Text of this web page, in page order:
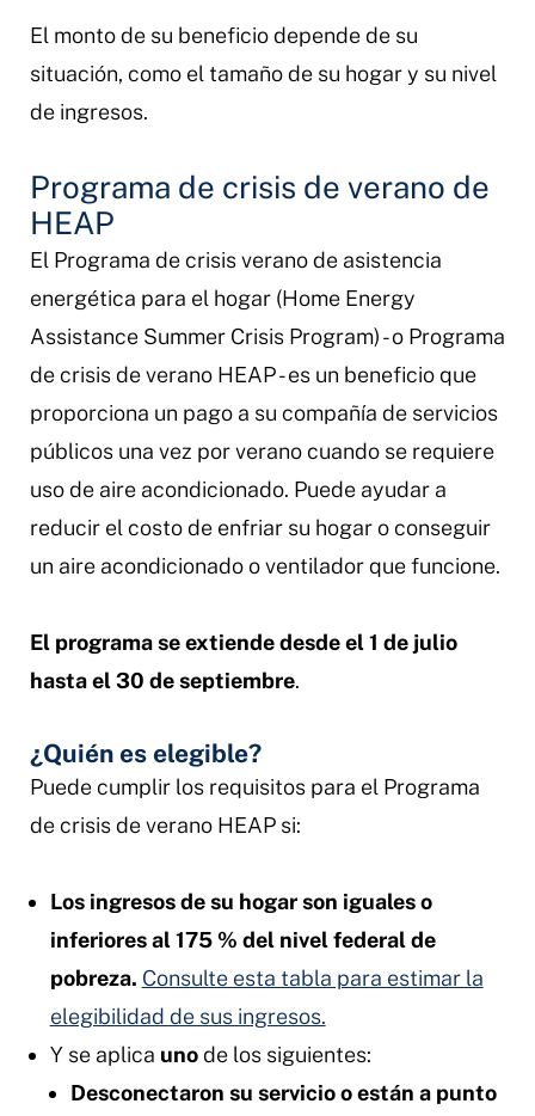
El monto de su beneficio depende de su
situación, como el tamaño de su hogar y su nivel
de ingresos.
Programa de crisis de verano de
HEAP
El Programa de crisis verano de asistencia
energética para el hogar (Home Energy
Assistance Summer Crisis Program) - o Programa
de crisis de verano HEAP - es un beneficio que
proporciona un pago a su compañía de servicios
públicos una vez por verano cuando se requiere
uso de aire acondicionado. Puede ayudar a
reducir el costo de enfriar su hogar o conseguir
un aire acondicionado o ventilador que funcione.
El programa se extiende desde el 1 de julio
hasta el 30 de septiembre.
¿Quién es elegible?
Puede cumplir los requisitos para el Programa
de crisis de verano HEAP si:
Los ingresos de su hogar son iguales o
inferiores al 175 % del nivel federal de
pobreza. Consulte esta tabla para estimar la
elegibilidad de sus ingresos.
Y se aplica unode los siguientes:
Desconectaron su servicio o están a punto